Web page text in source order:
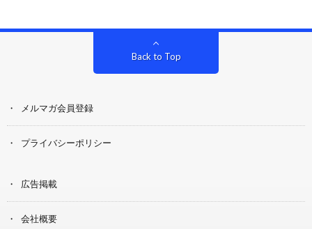
Back to Top
メルマガ会員登録
プライバシーポリシー
広告掲載
会社概要